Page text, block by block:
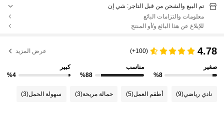
تم البيع والشحن من قبل التاجر: شي إن
معلومات والتزامات البائع
للإبلاغ عن هذا البائع و/أو المنتج
4.78
(100+) عرض المزيد
صغير
%8
مناسب
%88
كبير
%4
نادي رياضي(9) أطقم العمل(5) حمالة مريحة(3) سهولة الحمل(3)